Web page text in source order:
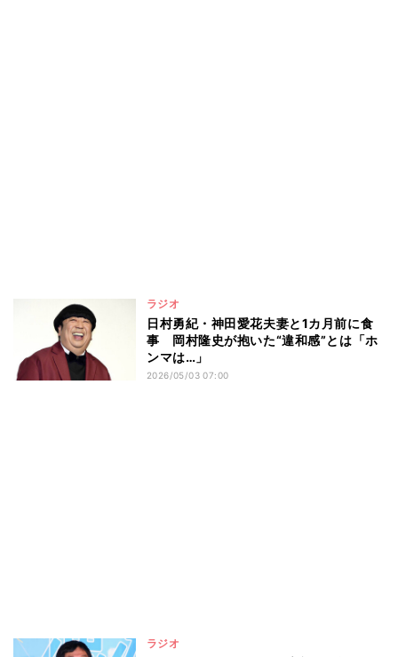
ラジオ
日村勇紀・神田愛花夫妻と1カ月前に食
事 岡村隆史が抱いた“違和感”とは「ホ
ンマは…」
2026/05/03 07:00
ラジオ